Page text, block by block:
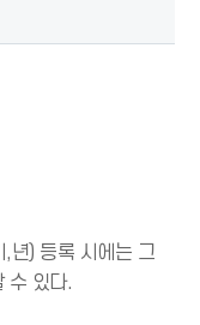
년) 등록 시에는 그
수 있다.